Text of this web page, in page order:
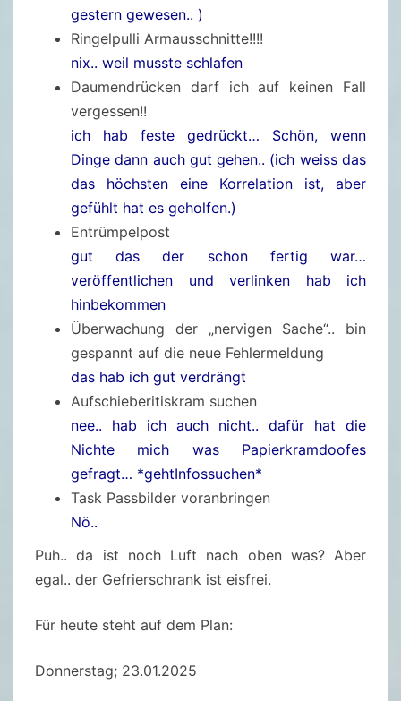
gestern gewesen.. )
Ringelpulli Armausschnitte!!!!
nix.. weil musste schlafen
Daumendrücken darf ich auf keinen Fall
vergessen!!
ich hab feste gedrückt… Schön, wenn
Dinge dann auch gut gehen.. (ich weiss das
das höchsten eine Korrelation ist, aber
gefühlt hat es geholfen.)
Entrümpelpost
gut das der schon fertig war…
veröffentlichen und verlinken hab ich
hinbekommen
Überwachung der „nervigen Sache“.. bin
gespannt auf die neue Fehlermeldung
das hab ich gut verdrängt
Aufschieberitiskram suchen
nee.. hab ich auch nicht.. dafür hat die
Nichte mich was Papierkramdoofes
gefragt… *gehtInfossuchen*
Task Passbilder voranbringen
Nö..
Puh.. da ist noch Luft nach oben was? Aber
egal.. der Gefrierschrank ist eisfrei.
Für heute steht auf dem Plan:
Donnerstag; 23.01.2025